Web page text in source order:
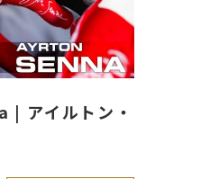
アイルトン・